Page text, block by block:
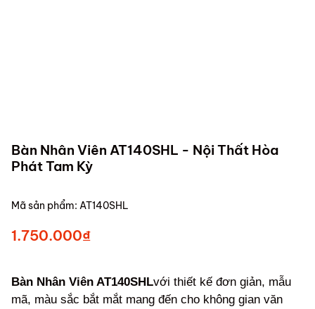
Bàn Nhân Viên AT140SHL - Nội Thất Hòa
Phát Tam Kỳ
Mã sản phẩm: AT140SHL
1.750.000₫
Bàn Nhân Viên AT140SHLvới thiết kế đơn giản, mẫu
mã, màu sắc bắt mắt mang đến cho không gian văn